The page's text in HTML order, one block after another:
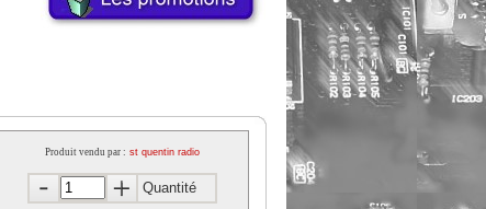
Produit vendu par : st quentin radio
Quantité